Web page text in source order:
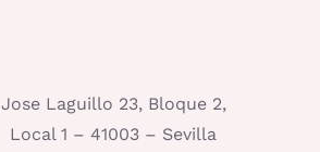
Jose Laguillo 23, Bloque 2,
Local 1 – 41003 – Sevilla